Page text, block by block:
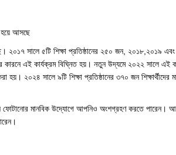
হয়ে আসছে
২০১৭ সালে ৫টি শিক্ষা প্রতিষ্ঠানের ২৫০ জন, ২০১৮,২০১৯
কারনে এই কার্যক্রম বিঘ্নিত হয়। নতুন উদ্যমে ২০২২ সালে এই
হয়। ২০২৪ সালে ৯টি শিক্ষা প্রতিষ্ঠানের ৩৭০ জন শিক্ষার্থীদের
ফোটানোর মানবিক উদ্যোগে আপনিও অংশগ্রহণ করতে পারেন।